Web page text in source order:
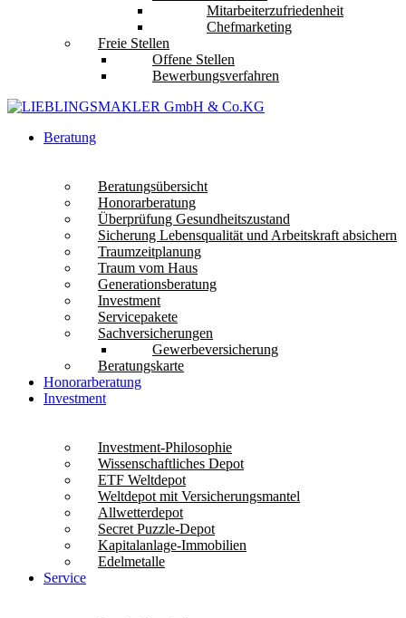
Mitarbeiterzufriedenheit
Chefmarketing
Freie Stellen
Offene Stellen
Bewerbungsverfahren
Beratung
Beratungsübersicht
Honorarberatung
Überprüfung Gesundheitszustand
Sicherung Lebensqualität und Arbeitskraft absichern
Traumzeitplanung
Traum vom Haus
Generationsberatung
Investment
Servicepakete
Sachversicherungen
Gewerbeversicherung
Beratungskarte
Honorarberatung
Investment
Investment-Philosophie
Wissenschaftliches Depot
ETF Weltdepot
Weltdepot mit Versicherungsmantel
Allwetterdepot
Secret Puzzle-Depot
Kapitalanlage-Immobilien
Edelmetalle
Service